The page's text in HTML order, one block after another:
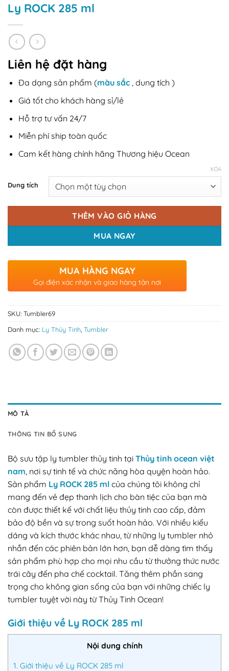
Ly ROCK 285 ml
Liên hệ đặt hàng
Đa dạng sản phẩm (màu sắc, dung tích )
Giá tốt cho khách hàng sỉ/lẻ
Hỗ trợ tư vấn 24/7
Miễn phí ship toàn quốc
Cam kết hàng chính hãng Thương hiệu Ocean
Dung tích
XÓA
THÊM VÀO GIỎ HÀNG
MUA NGAY
MUA HÀNG NGAY
Gọi điện xác nhận và giao hàng tận nơi
SKU: Tumbler69
Danh mục: Ly Thủy Tinh, Tumbler
MÔ TẢ
THÔNG TIN BỔ SUNG
Bộ sưu tập ly tumbler thủy tinh tại Thủy tinh ocean việt
nam, nơi sự tinh tế và chức năng hòa quyện hoàn hảo.
Sản phẩm Ly ROCK 285 ml của chúng tôi không chỉ
mang đến vẻ đẹp thanh lịch cho bàn tiệc của bạn mà
còn được thiết kế với chất liệu thủy tinh cao cấp, đảm
bảo độ bền và sự trong suốt hoàn hảo. Với nhiều kiểu
dáng và kích thước khác nhau, từ những ly tumbler nhỏ
nhắn đến các phiên bản lớn hơn, bạn dễ dàng tìm thấy
sản phẩm phù hợp cho mọi nhu cầu từ thưởng thức nước
trái cây đến pha chế cocktail. Tăng thêm phần sang
trọng cho không gian sống của bạn với những chiếc ly
tumbler tuyệt vời này từ Thủy Tinh Ocean!
Giới thiệu về Ly ROCK 285 ml
Nội dung chính
1. Giới thiệu về Ly ROCK 285 ml